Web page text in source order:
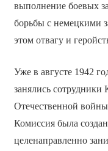
выполнение боевых
борьбы с немецкими
этом отвагу и
Уже в августе 1942
занялись
Отечественной
Комиссия была
целенаправленно